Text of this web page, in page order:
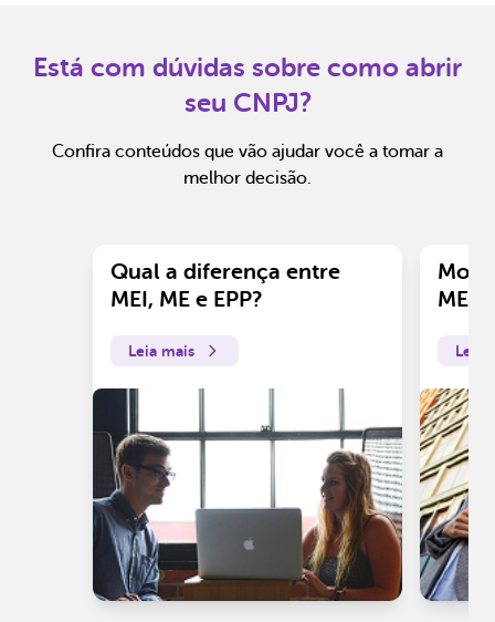
Está com dúvidas sobre como abrir
seu CNPJ?
Confira conteúdos que vão ajudar você a tomar a
melhor decisão.
Qual a diferença entre
MEI, ME e EPP?
Leia mais
ME?
Leia